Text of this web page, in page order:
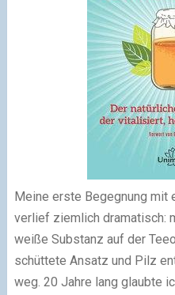
Meine erste Begegnung mit
verlief ziemlich dramatisch:
weiße Substanz auf der
schüttete Ansatz und Pilz
weg. 20 Jahre lang glaubte